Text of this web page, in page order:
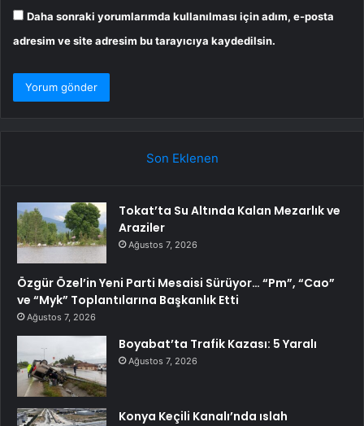
Daha sonraki yorumlarımda kullanılması için adım, e-posta
adresim ve site adresim bu tarayıcıya kaydedilsin.
Son Eklenen
Tokat’ta Su Altında Kalan Mezarlık ve
Araziler
Ağustos 7, 2026
Özgür Özel’in Yeni Parti Mesaisi Sürüyor… “Pm”, “Cao”
ve “Myk” Toplantılarına Başkanlık Etti
Ağustos 7, 2026
Boyabat’ta Trafik Kazası: 5 Yaralı
Ağustos 7, 2026
Konya Keçili Kanalı’nda ıslah